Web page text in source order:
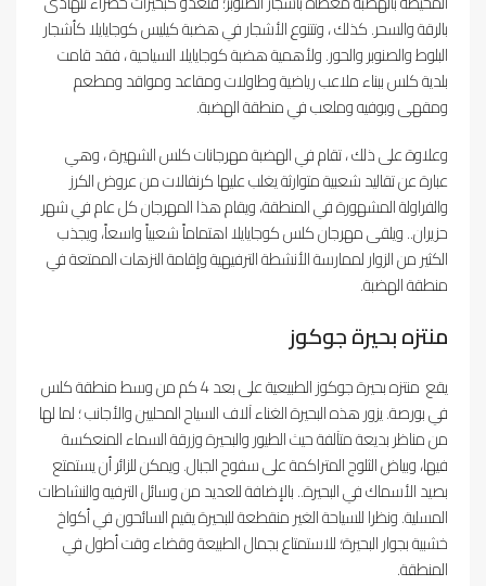
بالرقة والسحر. كذلك ، وتتنوع الأشجار في هضبة كيليس كوجايايلا كأشجار
البلوط والصنوبر والحور. ولأهمية هضبة كوجايايلا السياحية ، فقد قامت
بلدية كلس ببناء ملاعب رياضية وطاولات ومقاعد ومواقد ومطعم
ومقهى وبوفيه وملعب في منطقة الهضبة.
وعلاوة على ذلك ، تقام في الهضبة مهرجانات كلس الشهيرة ، وهي
عبارة عن تقاليد شعبية متوارثة يغلب عليها كرنفالات من عروض الكرز
والفراولة المشهورة في المنطقة، ويقام هذا المهرجان كل عام في شهر
حزيران.. ويلقى مهرجان كلس كوجايايلا اهتماماً شعبياً واسعاً، ويجذب
الكثير من الزوار لممارسة الأنشطة الترفيهية وإقامة النزهات الممتعة في
منطقة الهضبة.
منتزه بحيرة جوكوز
يقع منتزه بحيرة جوكوز الطبيعية على بعد 4 كم من وسط منطقة كلس
في بورصة. يزور هذه البحيرة الغناء آلاف السياح المحليين والأجانب ؛ لما لها
من مناظر بديعة متآلفة حيث الطيور والبحيرة وزرقة السماء المنعكسة
فيها، وبياض الثلوج المتراكمة على سفوح الجبال. ويمكن للزائر أن يستمتع
بصيد الأسماك في البحيرة.. بالإضافة للعديد من وسائل الترفيه والنشاطات
المسلية. ونظرا للسياحة الغير منقطعة للبحيرة يقيم السائحون في أكواخ
خشبية بجوار البحيرة؛ للاستمتاع بجمال الطبيعة وقضاء وقت أطول في
المنطقة.